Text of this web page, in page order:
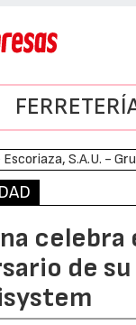
celebra
de su